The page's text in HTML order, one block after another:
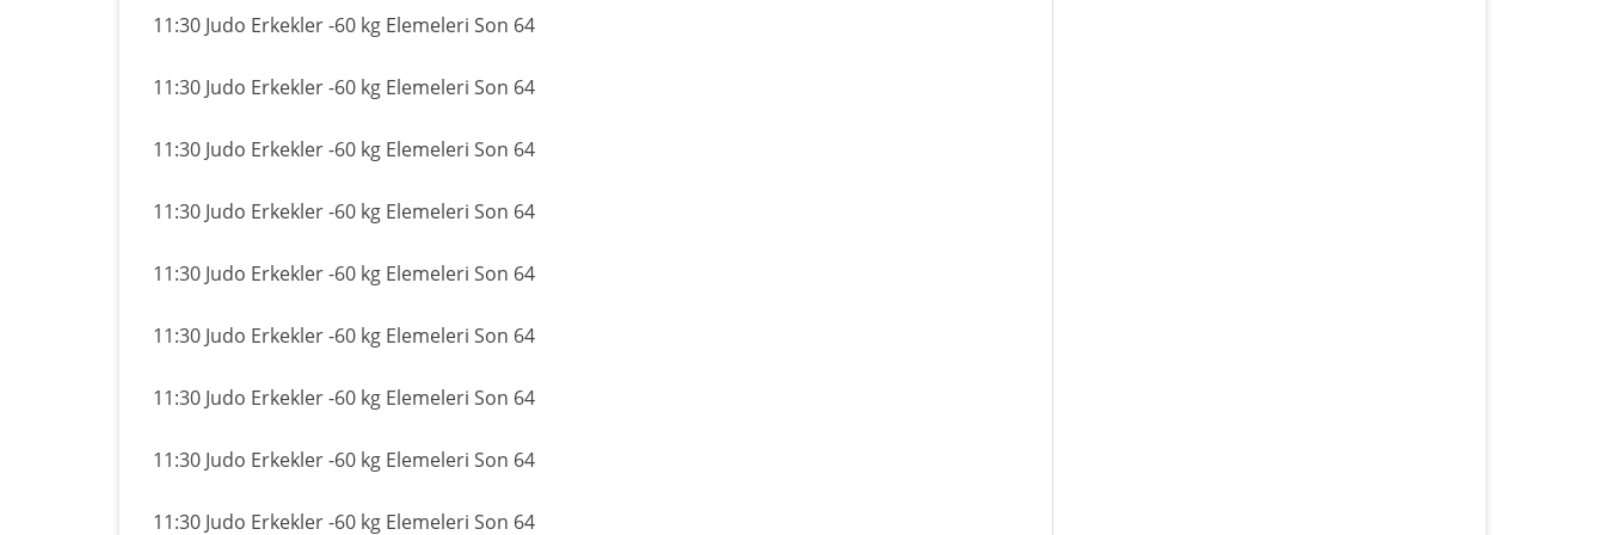
11:30 Judo Erkekler -60 kg Elemeleri Son 64
11:30 Judo Erkekler -60 kg Elemeleri Son 64
11:30 Judo Erkekler -60 kg Elemeleri Son 64
11:30 Judo Erkekler -60 kg Elemeleri Son 64
11:30 Judo Erkekler -60 kg Elemeleri Son 64
11:30 Judo Erkekler -60 kg Elemeleri Son 64
11:30 Judo Erkekler -60 kg Elemeleri Son 64
11:30 Judo Erkekler -60 kg Elemeleri Son 64
11:30 Judo Erkekler -60 kg Elemeleri Son 64